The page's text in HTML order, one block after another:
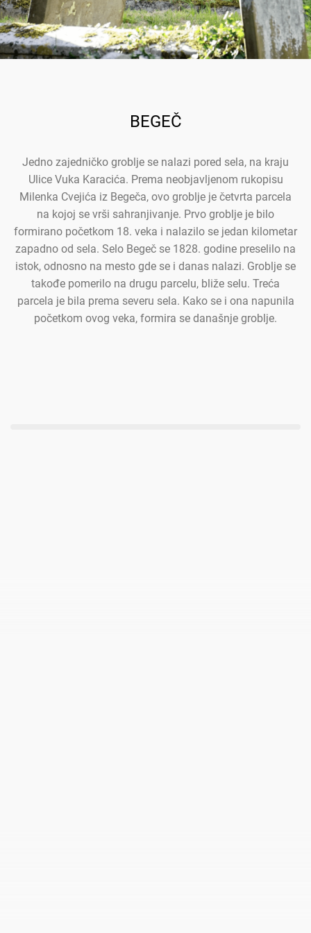
BEGEČ
Jedno zajedničko groblje se nalazi pored sela, na kraju
Ulice Vuka Karacića. Prema neobjavljenom rukopisu
Milenka Cvejića iz Begeča, ovo groblje je četvrta parcela
na kojoj se vrši sahranjivanje. Prvo groblje je bilo
formirano početkom 18. veka i nalazilo se jedan kilometar
zapadno od sela. Selo Begeč se 1828. godine preselilo na
istok, odnosno na mesto gde se i danas nalazi. Groblje se
takođe pomerilo na drugu parcelu, bliže selu. Treća
parcela je bila prema severu sela. Kako se i ona napunila
početkom ovog veka, formira se današnje groblje.